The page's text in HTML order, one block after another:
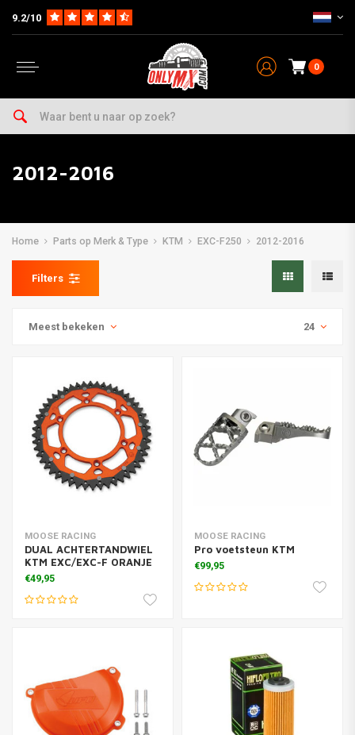
9.2/10
0
2012-2016
Home Parts op Merk & Type KTM EXC-F250 2012-2016
Filters
Meest bekeken 24
MOOSE RACING
DUAL ACHTERTANDWIEL
KTM EXC/EXC-F ORANJE
€49,95
MOOSE RACING
Pro voetsteun KTM
€99,95